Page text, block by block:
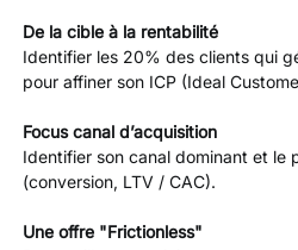
De la cible à la rentabilité
Identifier les 20% des clients qui
pour affiner son ICP (Ideal
Focus canal d’acquisition
Identifier son canal dominant et le
(conversion, LTV / CAC).
Une offre "Frictionless"